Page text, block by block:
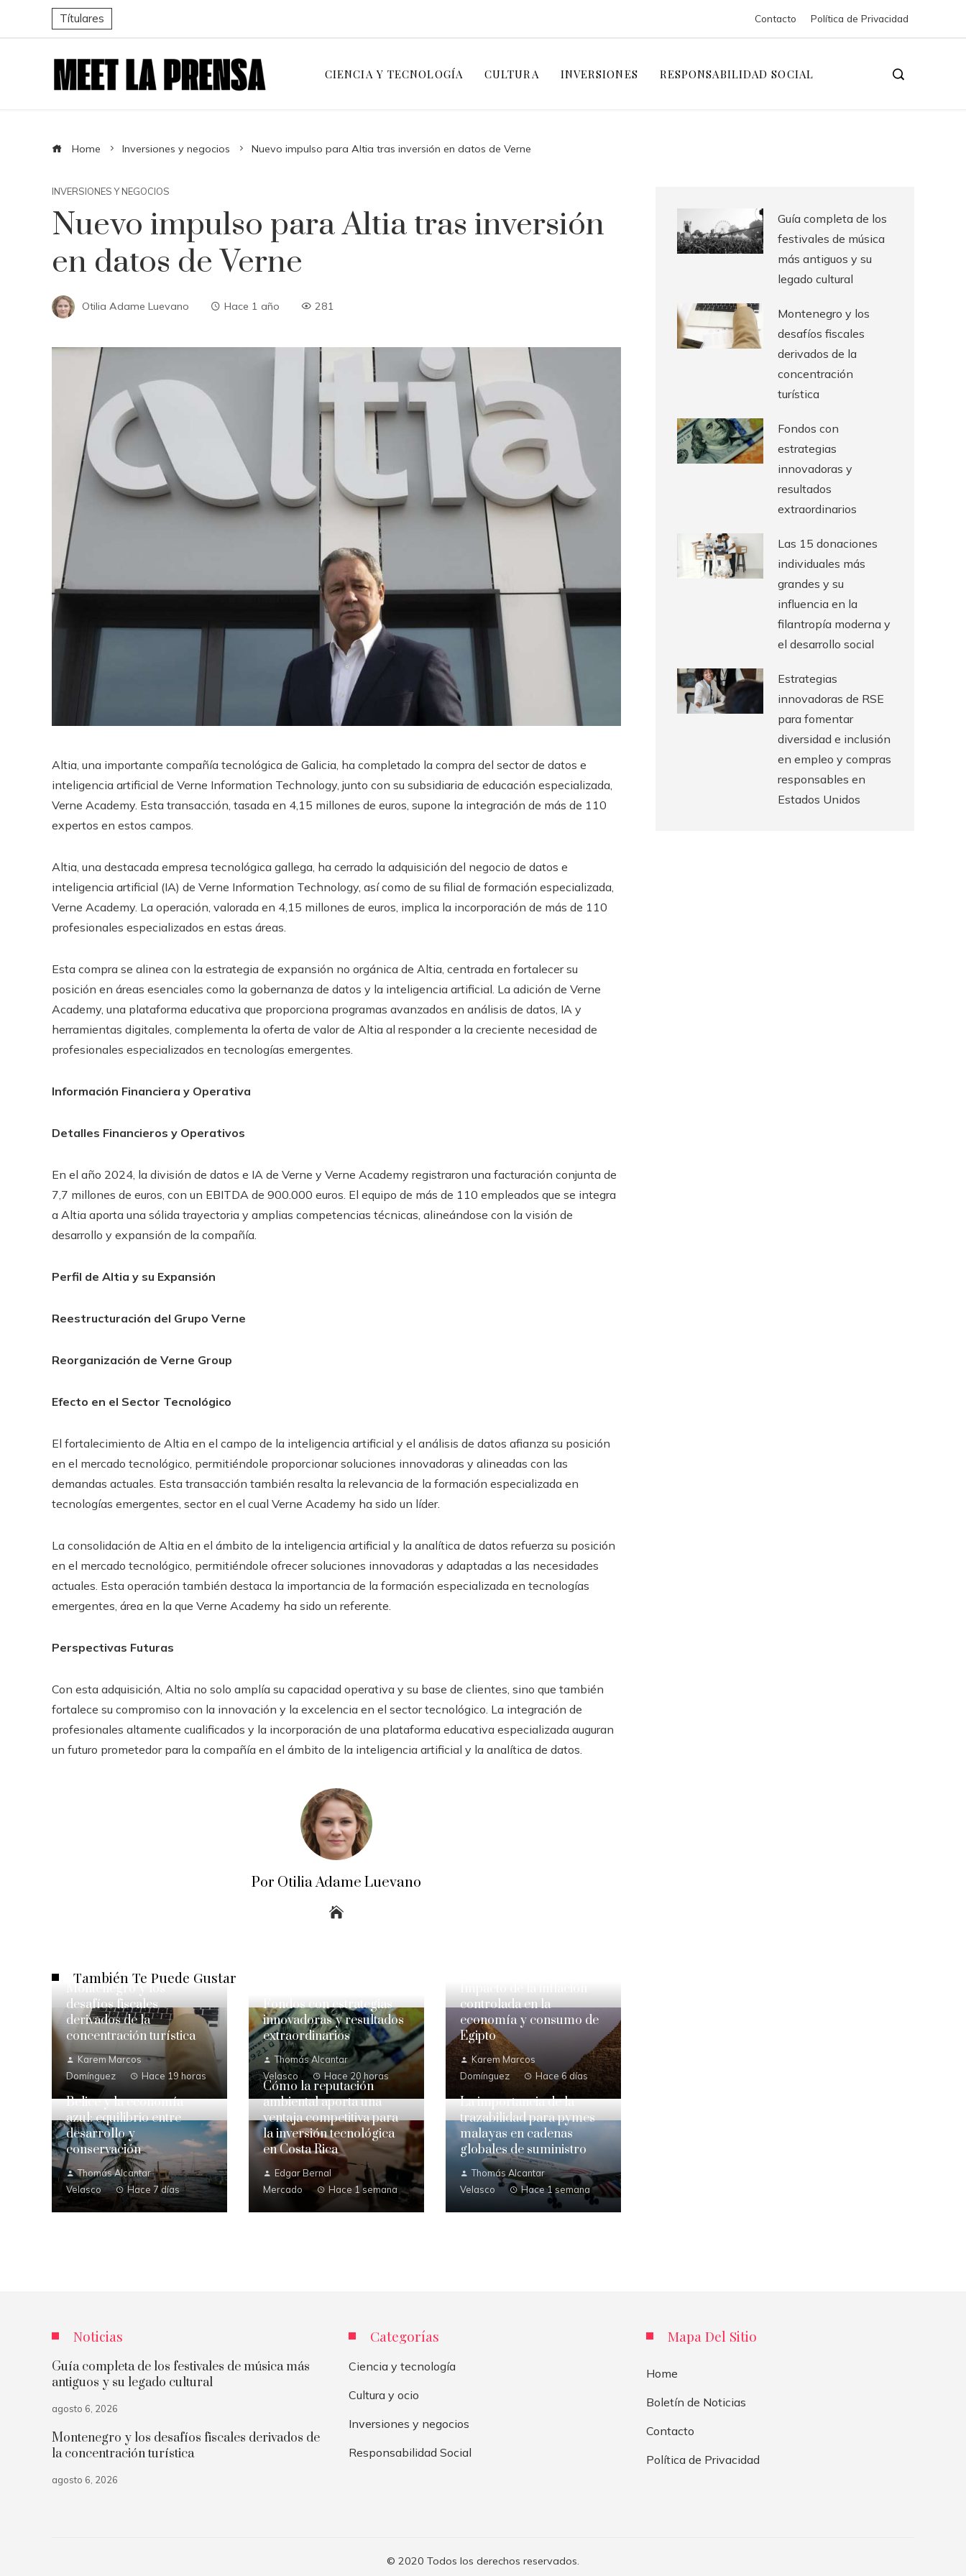
Títulares Contacto Política de Privacidad
CIENCIA Y TECNOLOGÍA CULTURA INVERSIONES RESPONSABILIDAD SOCIAL
Home Inversiones y negocios Nuevo impulso para Altia tras inversión en datos de Verne
INVERSIONES Y NEGOCIOS
Nuevo impulso para Altia tras inversión
en datos de Verne
Otilia Adame Luevano Hace 1 año 281
Altia, una importante compañía tecnológica de Galicia, ha completado la compra del sector de datos e
inteligencia artificial de Verne Information Technology, junto con su subsidiaria de educación especializada,
Verne Academy. Esta transacción, tasada en 4,15 millones de euros, supone la integración de más de 110
expertos en estos campos.
Altia, una destacada empresa tecnológica gallega, ha cerrado la adquisición del negocio de datos e
inteligencia artificial (IA) de Verne Information Technology, así como de su filial de formación especializada,
Verne Academy. La operación, valorada en 4,15 millones de euros, implica la incorporación de más de 110
profesionales especializados en estas áreas.
Esta compra se alinea con la estrategia de expansión no orgánica de Altia, centrada en fortalecer su
posición en áreas esenciales como la gobernanza de datos y la inteligencia artificial. La adición de Verne
Academy, una plataforma educativa que proporciona programas avanzados en análisis de datos, IA y
herramientas digitales, complementa la oferta de valor de Altia al responder a la creciente necesidad de
profesionales especializados en tecnologías emergentes.
Información Financiera y Operativa
Detalles Financieros y Operativos
En el año 2024, la división de datos e IA de Verne y Verne Academy registraron una facturación conjunta de
7,7 millones de euros, con un EBITDA de 900.000 euros. El equipo de más de 110 empleados que se integra
a Altia aporta una sólida trayectoria y amplias competencias técnicas, alineándose con la visión de
desarrollo y expansión de la compañía.
Perfil de Altia y su Expansión
Reestructuración del Grupo Verne
Reorganización de Verne Group
Efecto en el Sector Tecnológico
El fortalecimiento de Altia en el campo de la inteligencia artificial y el análisis de datos afianza su posición
en el mercado tecnológico, permitiéndole proporcionar soluciones innovadoras y alineadas con las
demandas actuales. Esta transacción también resalta la relevancia de la formación especializada en
tecnologías emergentes, sector en el cual Verne Academy ha sido un líder.
La consolidación de Altia en el ámbito de la inteligencia artificial y la analítica de datos refuerza su posición
en el mercado tecnológico, permitiéndole ofrecer soluciones innovadoras y adaptadas a las necesidades
actuales. Esta operación también destaca la importancia de la formación especializada en tecnologías
emergentes, área en la que Verne Academy ha sido un referente.
Perspectivas Futuras
Con esta adquisición, Altia no solo amplía su capacidad operativa y su base de clientes, sino que también
fortalece su compromiso con la innovación y la excelencia en el sector tecnológico. La integración de
profesionales altamente cualificados y la incorporación de una plataforma educativa especializada auguran
un futuro prometedor para la compañía en el ámbito de la inteligencia artificial y la analítica de datos.
Por Otilia Adame Luevano
También Te Puede Gustar
desafíos fiscales
derivados de la
concentración turística
Karem Marcos
Domínguez
Hace 19 horas
Fondos con estrategias
innovadoras y resultados
extraordinarios
Thomás Alcantar
Velasco
Hace 20 horas
controlada en la
economía y consumo de
Egipto
Karem Marcos
Domínguez
Hace 6 días
Belice y la economía
azul: equilibrio entre
desarrollo y
conservación
Thomás Alcantar
Velasco
Hace 7 días
Cómo la reputación
ambiental aporta una
ventaja competitiva para
la inversión tecnológica
en Costa Rica
Edgar Bernal
Mercado
Hace 1 semana
La importancia de la
trazabilidad para pymes
malayas en cadenas
globales de suministro
Thomás Alcantar
Velasco
Hace 1 semana
Guía completa de los
festivales de música
más antiguos y su
legado cultural
Montenegro y los
desafíos fiscales
derivados de la
concentración
turística
Fondos con
estrategias
innovadoras y
resultados
extraordinarios
Las 15 donaciones
individuales más
grandes y su
influencia en la
filantropía moderna y
el desarrollo social
Estrategias
innovadoras de RSE
para fomentar
diversidad e inclusión
en empleo y compras
responsables en
Estados Unidos
Noticias
Guía completa de los festivales de música más
antiguos y su legado cultural
agosto 6, 2026
Montenegro y los desafíos fiscales derivados de
la concentración turística
agosto 6, 2026
Categorías
Ciencia y tecnología
Cultura y ocio
Inversiones y negocios
Responsabilidad Social
Mapa Del Sitio
Home
Boletín de Noticias
Contacto
Política de Privacidad
© 2020 Todos los derechos reservados.